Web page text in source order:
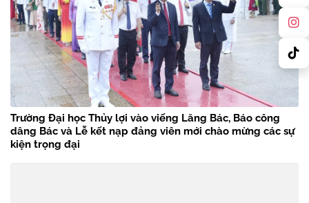
Trường Đại học Thủy lợi vào viếng Lăng Bác, Báo công
dâng Bác và Lễ kết nạp đảng viên mới chào mừng các sự
kiện trọng đại